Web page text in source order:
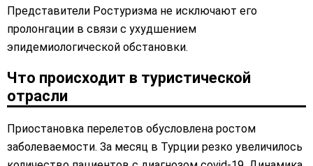
Представители Ростуризма не исключают его
пролонгации в связи с ухудшением
эпидемиологической обстановки.
Что происходит в туристической
отрасли
Приостановка перелетов обусловлена ростом
заболеваемости. За месяц в Турции резко увеличилось